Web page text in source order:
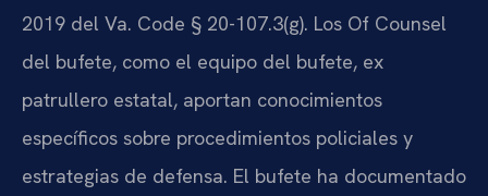
2019 del Va. Code § 20-107.3(g). Los Of Counsel
del bufete, como el equipo del bufete, ex
patrullero estatal, aportan conocimientos
específicos sobre procedimientos policiales y
estrategias de defensa. El bufete ha documentado